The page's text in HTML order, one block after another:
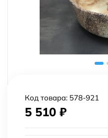
Код товара: 578-921
5 510 ₽